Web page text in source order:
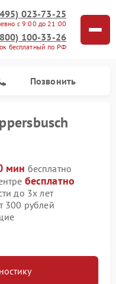
023-73-25
с 9:00 до 21:00
100-33-26
бесплатный по РФ
Позвонить
мин бесплатно
бесплатно
до 3х лет
300 рублей